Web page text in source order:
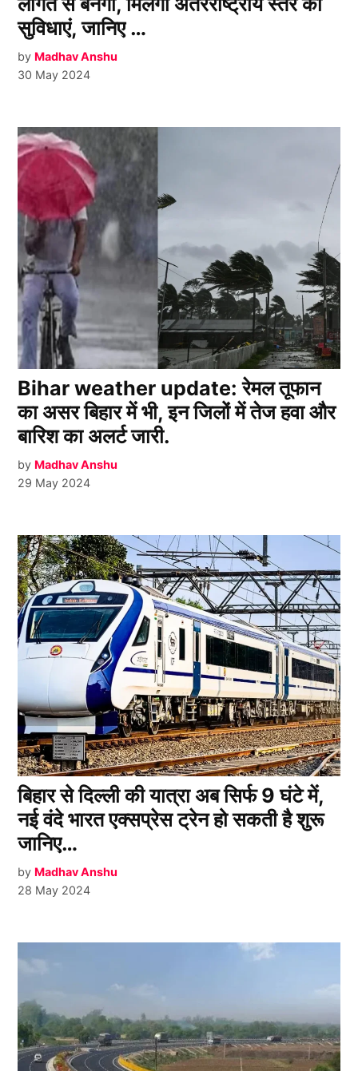
सुविधाएं, जानिए …
by Madhav Anshu
30 May 2024
Bihar weather update: रेमल तूफान
का असर बिहार में भी, इन जिलों में तेज हवा और
बारिश का अलर्ट जारी.
by Madhav Anshu
29 May 2024
बिहार से दिल्ली की यात्रा अब सिर्फ 9 घंटे में,
नई वंदे भारत एक्सप्रेस ट्रेन हो सकती है शुरू
जानिए…
by Madhav Anshu
28 May 2024